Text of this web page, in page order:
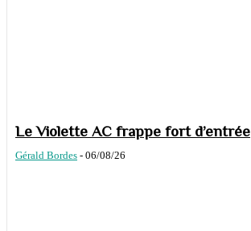
Le Violette AC frappe fort d’entrée
Gérald Bordes - 06/08/26